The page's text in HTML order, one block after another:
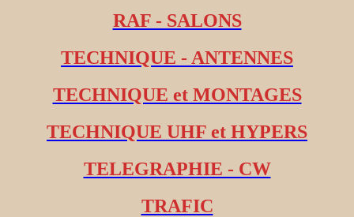
RAF - SALONS
TECHNIQUE - ANTENNES
TECHNIQUE et MONTAGES
TECHNIQUE UHF et HYPERS
TELEGRAPHIE - CW
TRAFIC